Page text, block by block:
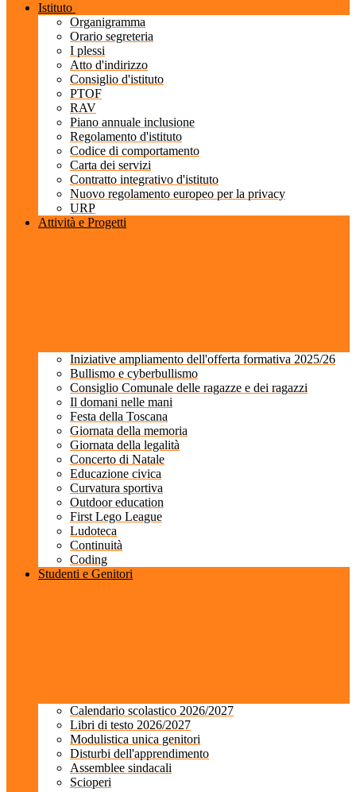
Istituto
Organigramma
Orario segreteria
I plessi
Atto d'indirizzo
Consiglio d'istituto
PTOF
RAV
Piano annuale inclusione
Regolamento d'istituto
Codice di comportamento
Carta dei servizi
Contratto integrativo d'istituto
Nuovo regolamento europeo per la privacy
URP
Attività e Progetti
Iniziative ampliamento dell'offerta formativa 2025/26
Bullismo e cyberbullismo
Consiglio Comunale delle ragazze e dei ragazzi
Il domani nelle mani
Festa della Toscana
Giornata della memoria
Giornata della legalità
Concerto di Natale
Educazione civica
Curvatura sportiva
Outdoor education
First Lego League
Ludoteca
Continuità
Coding
Studenti e Genitori
Calendario scolastico 2026/2027
Libri di testo 2026/2027
Modulistica unica genitori
Disturbi dell'apprendimento
Assemblee sindacali
Scioperi